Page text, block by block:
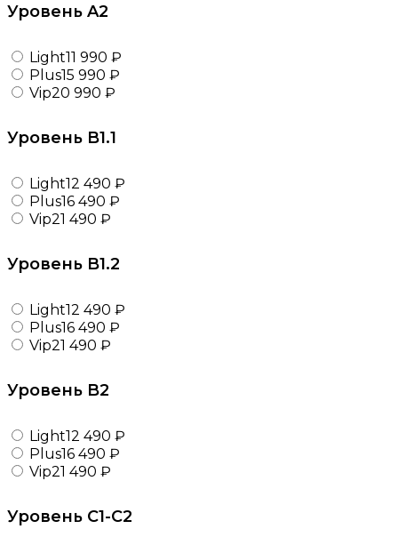
Уровень A2
Light11 990 ₽
Plus15 990 ₽
Vip20 990 ₽
Уровень B1.1
Light12 490 ₽
Plus16 490 ₽
Vip21 490 ₽
Уровень B1.2
Light12 490 ₽
Plus16 490 ₽
Vip21 490 ₽
Уровень B2
Light12 490 ₽
Plus16 490 ₽
Vip21 490 ₽
Уровень C1-C2